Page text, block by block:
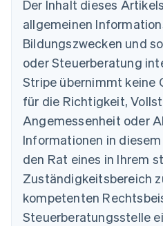
Der Inhalt dieses
allgemeinen
Bildungszwecken und
oder Steuerberatung
Stripe übernimmt keine
für die Richtigkeit,
Angemessenheit oder
Informationen in
den Rat eines in Ihrem
Zuständigkeitsbereich
kompetenten
Steuerberatungsstelle
Australien
English
Belgien
Brasilien
PortuguêsEnglish
Bulgarien
English
Dänemark
English
DeutschEnglish
Estland
English
Festlandchina
简体中文English